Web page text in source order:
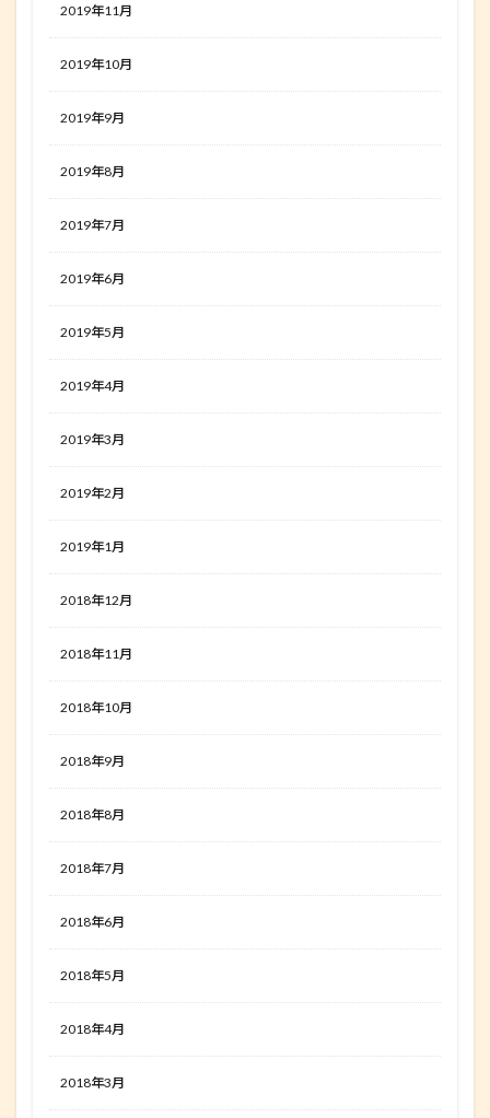
2019年11月
2019年10月
2019年9月
2019年8月
2019年7月
2019年6月
2019年5月
2019年4月
2019年3月
2019年2月
2019年1月
2018年12月
2018年11月
2018年10月
2018年9月
2018年8月
2018年7月
2018年6月
2018年5月
2018年4月
2018年3月